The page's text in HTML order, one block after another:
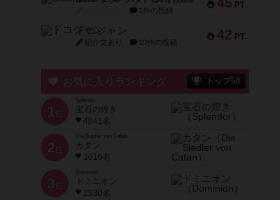
PT
1件の投稿
42 PT
ドコジャン
紹介文あり 10件の投稿
お気に入りランキング トップ50
1 位
宝石の煌き
4041名
2 位
Die Siedler von Catan
カタン
3616名
3 位
ドミニオン
2530名